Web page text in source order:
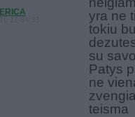
ERICA
yra ne
tokiu
su
Patys
ne
teisma